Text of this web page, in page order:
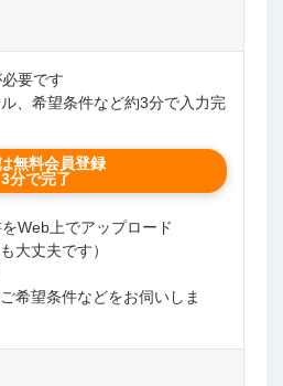
要です
、希望条件など約3分で入力完
無料会員登録
3分で完了
Web上でアップロード
大丈夫です）
希望条件などをお伺いしま